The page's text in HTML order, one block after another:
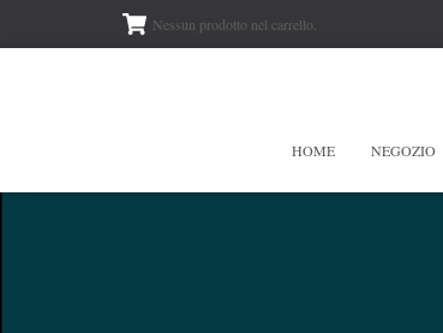
Nessun prodotto nel carrello.
HOME NEGOZIO